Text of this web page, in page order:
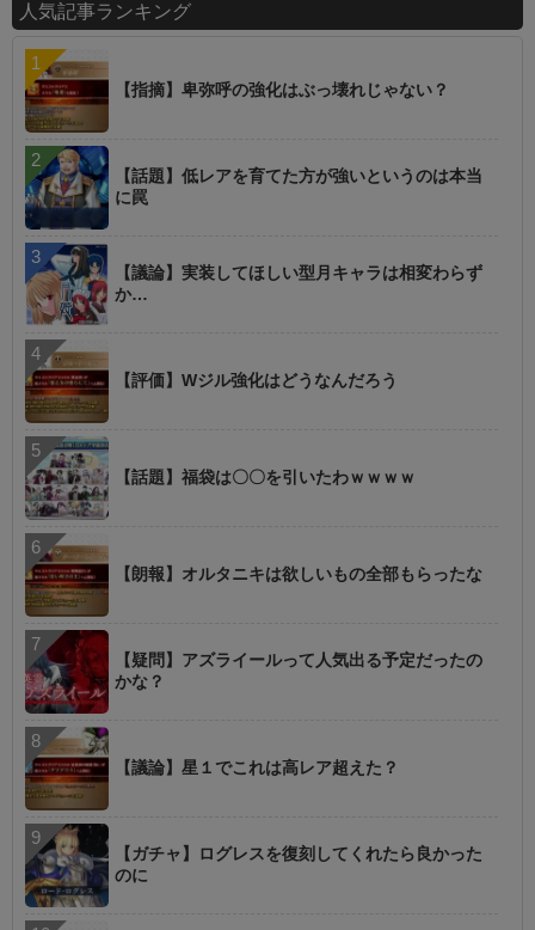
人気記事ランキング
【指摘】卑弥呼の強化はぶっ壊れじゃない？
【話題】低レアを育てた方が強いというのは本当
に罠
【議論】実装してほしい型月キャラは相変わらず
か…
【評価】Wジル強化はどうなんだろう
【話題】福袋は〇〇を引いたわｗｗｗｗ
【朗報】オルタニキは欲しいもの全部もらったな
【疑問】アズライールって人気出る予定だったの
かな？
【議論】星１でこれは高レア超えた？
【ガチャ】ログレスを復刻してくれたら良かった
のに